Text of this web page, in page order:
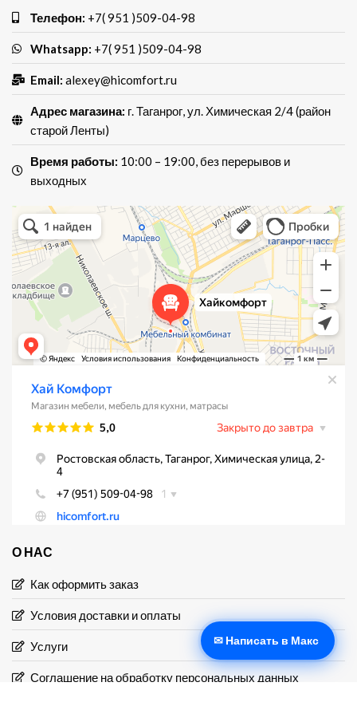
Телефон: +7( 951 )509-04-98
Whatsapp: +7( 951 )509-04-98
Email: alexey@hicomfort.ru
Адрес магазина: г. Таганрог, ул. Химическая 2/4 (район
старой Ленты)
Время работы: 10:00 – 19:00, без перерывов и
выходных
Хай Комфорт
Магазин мебели в Таганроге
Мебель для кухни в Таганроге
О НАС
Как оформить заказ
Условия доставки и оплаты
Услуги
Соглашение на обработку персональных данных
✉ Написать в Макс